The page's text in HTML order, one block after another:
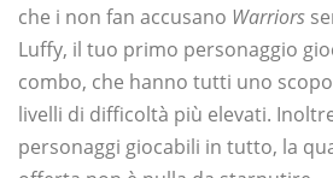
che i non fan accusano Warriors
Luffy, il tuo primo personaggio
combo, che hanno tutti uno
livelli di difficoltà più elevati.
personaggi giocabili in tutto, la